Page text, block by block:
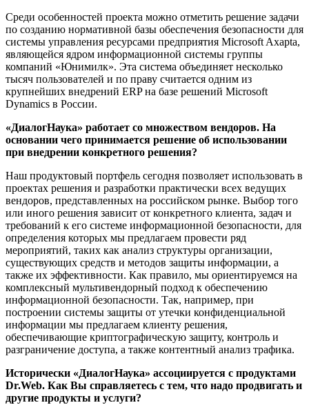
Среди особенностей проекта можно отметить решение задачи
по созданию нормативной базы обеспечения безопасности для
системы управления ресурсами предприятия Microsoft Axapta,
являющейся ядром информационной системы группы
компаний «Юнимилк». Эта система объединяет несколько
тысяч пользователей и по праву считается одним из
крупнейших внедрений ERP на базе решений Microsoft
Dynamics в России.
«ДиалогНаука» работает со множеством вендоров. На
основании чего принимается решение об использовании
при внедрении конкретного решения?
Наш продуктовый портфель сегодня позволяет использовать в
проектах решения и разработки практически всех ведущих
вендоров, представленных на российском рынке. Выбор того
или иного решения зависит от конкретного клиента, задач и
требований к его системе информационной безопасности, для
определения которых мы предлагаем провести ряд
мероприятий, таких как анализ структуры организации,
существующих средств и методов защиты информации, а
также их эффективности. Как правило, мы ориентируемся на
комплексный мультивендорный подход к обеспечению
информационной безопасности. Так, например, при
построении системы защиты от утечки конфиденциальной
информации мы предлагаем клиенту решения,
обеспечивающие криптографическую защиту, контроль и
разграничение доступа, а также контентный анализ трафика.
Исторически «ДиалогНаука» ассоциируется с продуктами
Dr.Web. Как Вы справляетесь с тем, что надо продвигать и
другие продукты и услуги?